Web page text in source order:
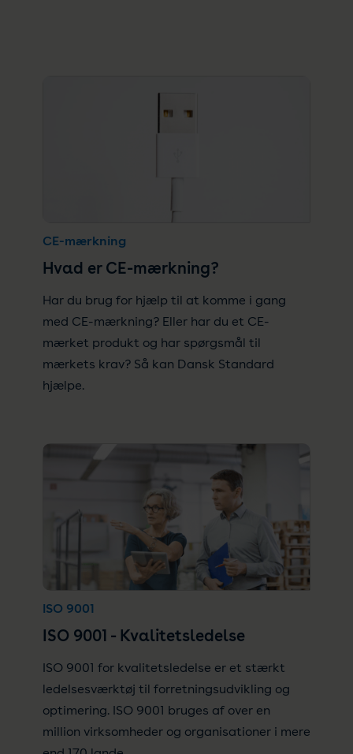
CE-mærkning
Hvad er CE-mærkning?
Har du brug for hjælp til at komme i gang
med CE-mærkning? Eller har du et CE-
mærket produkt og har spørgsmål til
mærkets krav? Så kan Dansk Standard
hjælpe.
ISO 9001
ISO 9001 - Kvalitetsledelse
ISO 9001 for kvalitetsledelse er et stærkt
ledelsesværktøj til forretningsudvikling og
optimering. ISO 9001 bruges af over en
million virksomheder og organisationer i mere